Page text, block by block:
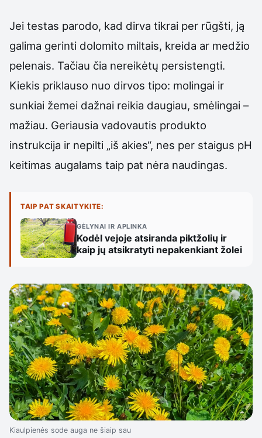
Jei testas parodo, kad dirva tikrai per rūgšti, ją
galima gerinti dolomito miltais, kreida ar medžio
pelenais. Tačiau čia nereikėtų persistengti.
Kiekis priklauso nuo dirvos tipo: molingai ir
sunkiai žemei dažnai reikia daugiau, smėlingai –
mažiau. Geriausia vadovautis produkto
instrukcija ir nepilti „iš akies“, nes per staigus pH
keitimas augalams taip pat nėra naudingas.
TAIP PAT SKAITYKITE:
GĖLYNAI IR APLINKA
Kodėl vejoje atsiranda piktžolių ir
kaip jų atsikratyti nepakenkiant žolei
Kiaulpienės sode auga ne šiaip sau